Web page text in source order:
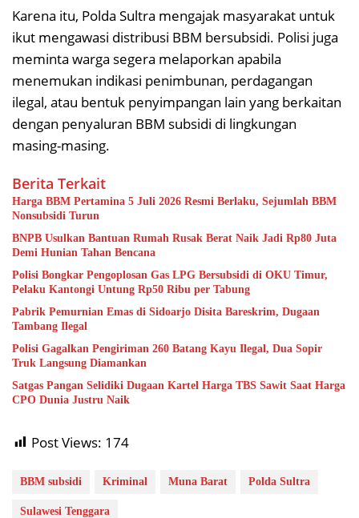
Karena itu, Polda Sultra mengajak masyarakat untuk
ikut mengawasi distribusi BBM bersubsidi. Polisi juga
meminta warga segera melaporkan apabila
menemukan indikasi penimbunan, perdagangan
ilegal, atau bentuk penyimpangan lain yang berkaitan
dengan penyaluran BBM subsidi di lingkungan
masing-masing.
Berita Terkait
Harga BBM Pertamina 5 Juli 2026 Resmi Berlaku, Sejumlah BBM
Nonsubsidi Turun
BNPB Usulkan Bantuan Rumah Rusak Berat Naik Jadi Rp80 Juta
Demi Hunian Tahan Bencana
Polisi Bongkar Pengoplosan Gas LPG Bersubsidi di OKU Timur,
Pelaku Kantongi Untung Rp50 Ribu per Tabung
Pabrik Pemurnian Emas di Sidoarjo Disita Bareskrim, Dugaan
Tambang Ilegal
Polisi Gagalkan Pengiriman 260 Batang Kayu Ilegal, Dua Sopir
Truk Langsung Diamankan
Satgas Pangan Selidiki Dugaan Kartel Harga TBS Sawit Saat Harga
CPO Dunia Justru Naik
Post Views: 174
BBM subsidi Kriminal Muna Barat Polda Sultra
Sulawesi Tenggara